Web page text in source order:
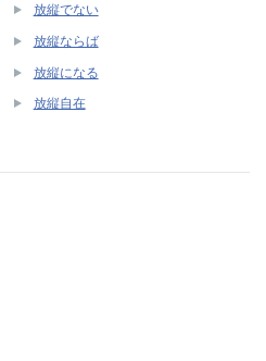
放縦でない
放縦ならば
放縦になる
放縦自在